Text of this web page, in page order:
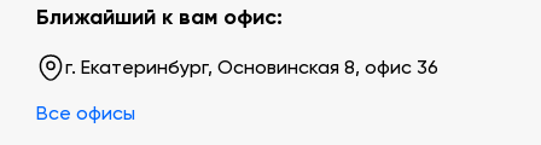
Ближайший к вам офис:
г. Екатеринбург, Основинская 8, офис 36
Все офисы